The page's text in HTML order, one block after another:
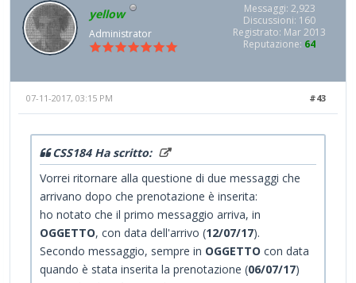
yellow
Administrator
Messaggi: 2,923
Discussioni: 160
Registrato: Mar 2013
Reputazione: 64
#43
07-11-2017, 03:15 PM
CSS184 Ha scritto:
Vorrei ritornare alla questione di due messaggi che
arrivano dopo che prenotazione è inserita:
ho notato che il primo messaggio arriva, in
OGGETTO, con data dell'arrivo (12/07/17).
Secondo messaggio, sempre in OGGETTO con data
quando è stata inserita la prenotazione (06/07/17)